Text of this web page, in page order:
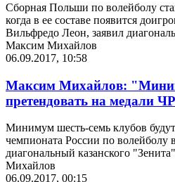
Сборная Польши по волейболу
когда в ее составе появится
Вильфредо Леон, заявил
Максим Михайлов
06.09.2017, 10:58
Максим Михайлов:
претендовать на медали
Минимум шесть-семь клубов
чемпионата России по волейболу
диагональный казанского
Михайлов
06.09.2017, 00:15